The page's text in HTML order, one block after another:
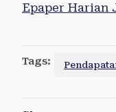
Epaper Harian
Tags: